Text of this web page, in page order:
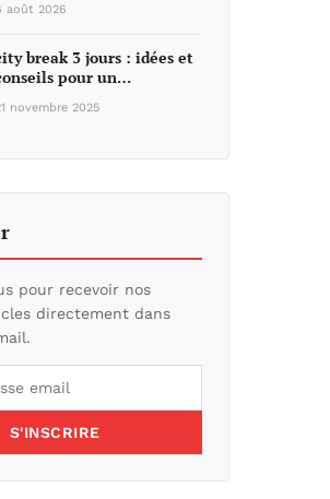
août 2026
break 3 jours : idées et
pour un…
novembre 2025
pour recevoir nos
directement dans
S'INSCRIRE